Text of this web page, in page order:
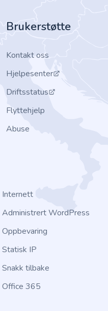
Brukerstøtte
Kontakt oss
Hjelpesenter
Driftsstatus
Flyttehjelp
Abuse
Internett
Administrert WordPress
Oppbevaring
Statisk IP
Snakk tilbake
Office 365